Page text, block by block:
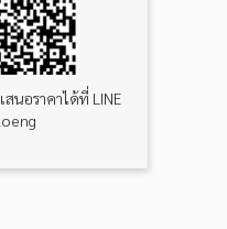
นอราคาได้ที่ LINE